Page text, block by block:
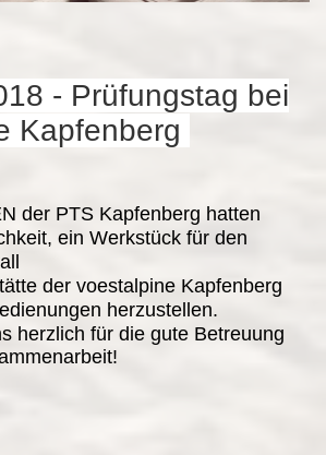
- Prüfungstag bei
Kapfenberg
der PTS Kapfenberg hatten
ein Werkstück für den
der voestalpine Kapfenberg
herzustellen.
herzlich für die gute Betreuung